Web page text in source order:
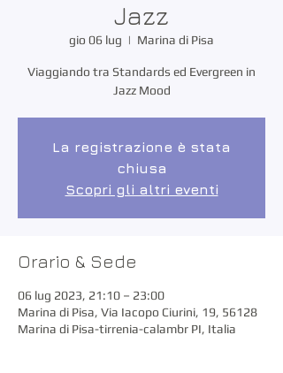
Jazz
gio 06 lug
  |
Marina di Pisa
Viaggiando tra Standards ed Evergreen in
Jazz Mood
La registrazione è stata
chiusa
Scopri gli altri eventi
Orario & Sede
06 lug 2023, 21:10 – 23:00
Marina di Pisa, Via Iacopo Ciurini, 19, 56128
Marina di Pisa-tirrenia-calambr PI, Italia